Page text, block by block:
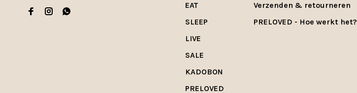
EAT
SLEEP
LIVE
SALE
KADOBON
PRELOVED
Verzenden & retourneren
PRELOVED - Hoe werkt het?